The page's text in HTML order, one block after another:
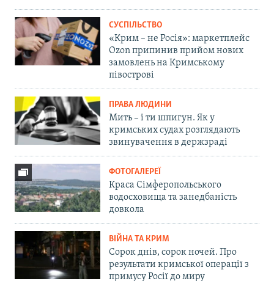
СУСПІЛЬСТВО
«Крим – не Росія»: маркетплейс
Ozon припинив прийом нових
замовлень на Кримському
півострові
ПРАВА ЛЮДИНИ
Мить – і ти шпигун. Як у
кримських судах розглядають
звинувачення в держзраді
ФОТОГАЛЕРЕЇ
Краса Сімферопольського
водосховища та занедбаність
довкола
ВІЙНА ТА КРИМ
Сорок днів, сорок ночей. Про
результати кримської операції з
примусу Росії до миру